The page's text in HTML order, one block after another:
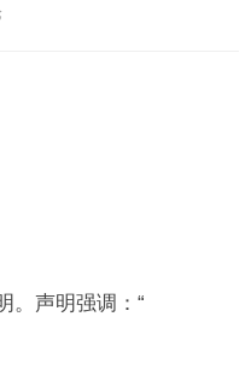
。声明强调：“